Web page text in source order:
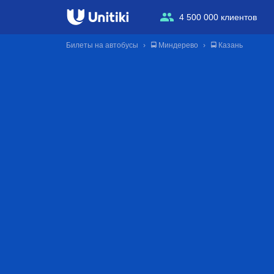
4 500 000 клиентов
Билеты на автобусы 🚍 Миндерево 🚍 Казань